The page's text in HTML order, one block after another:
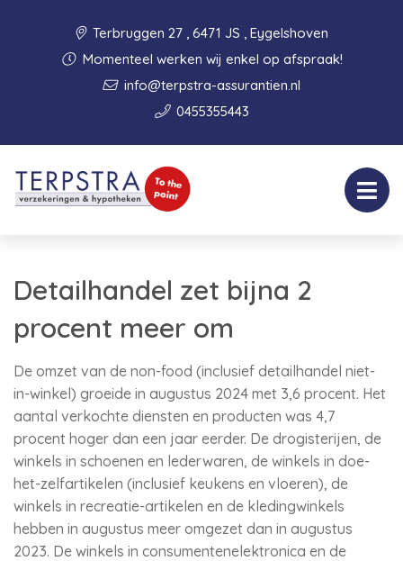
Terbruggen 27 , 6471 JS , Eygelshoven
Momenteel werken wij enkel op afspraak!
info@terpstra-assurantien.nl
0455355443
Detailhandel zet bijna 2
procent meer om
De omzet van de non-food (inclusief detailhandel niet-
in-winkel) groeide in augustus 2024 met 3,6 procent. Het
aantal verkochte diensten en producten was 4,7
procent hoger dan een jaar eerder. De drogisterijen, de
winkels in schoenen en lederwaren, de winkels in doe-
het-zelfartikelen (inclusief keukens en vloeren), de
winkels in recreatie-artikelen en de kledingwinkels
hebben in augustus meer omgezet dan in augustus
2023. De winkels in consumentenelektronica en de